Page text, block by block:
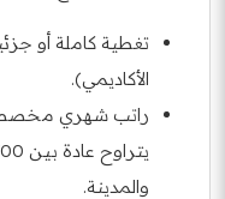
تغطية كاملة أو
الأكاديمي).
راتب شهري مخصص
والمدينة.